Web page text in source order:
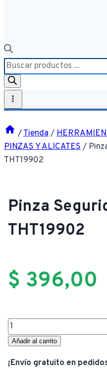
Búsqueda
de
productos
/Tienda/
PINZAS Y ALICATES/
THT19902
Pinza
THT19902
$ 396,00
Pinza
Seguridad
9"
Añadir al carrito
¡Envío gratuito en